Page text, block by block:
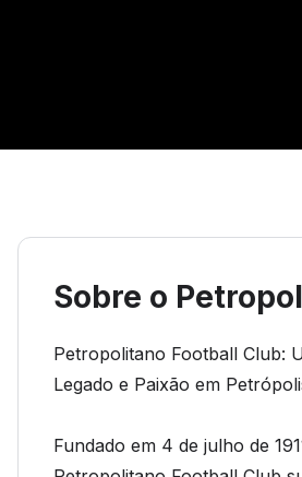
Sobre o
Petropolitano Football Club:
Legado e Paixão em
Fundado em 4 de julho de